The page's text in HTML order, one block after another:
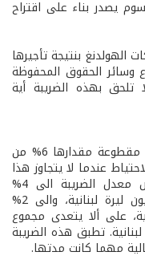
يصدر بناء على اقتراح
بنتيجة تأجيرها
وسائر الحقوق المحفوظة
للضريبة بمعدل 10%، ولا تلحق بهذه الضريبة أية
هـ­ - تخضع شركة الهولدنغ لضريبة سنوية مقطوعة مقدارها 6% من
عندما لا يتجاوز هذا
المجموع 50 مليون ليرة لبنانية. ويخفض معدل الضريبة الى 4%
للمبالغ الواقعة بين 50 مليون و80 مليون ليرة لبنانية، والى 2%
ليرة لبنانية، على ألا يتعدى مجموع
المذكورة 5.000.000 ليرة لبنانية. تطبق هذه الضريبة
مهما كانت مدتها.